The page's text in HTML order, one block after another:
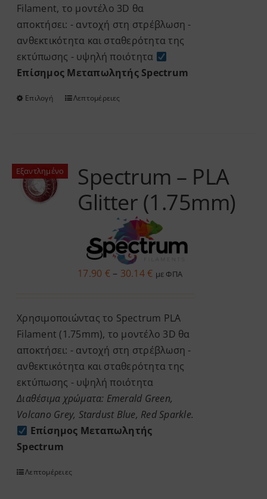
Επικοινωνία
Filament, το μοντέλο 3D θα
αποκτήσει: - αντοχή στη στρέβλωση -
ανθεκτικότητα και σταθερότητα της
εκτύπωσης - υψηλή ποιότητα
Επίσημος Μεταπωλητής Spectrum
Επιλογή
Αυτό
πολλαπλές
παραλλαγές.
επιλογές
επιλεγούν
στη
προϊόντος
Λεπτομέρειες
Εξαντλημένο
Spectrum – PLA
Glitter (1.75mm)
17.90 € – 30.14€Price
through
30.14 €
με ΦΠΑ
Χρησιμοποιώντας το Spectrum PLA
Filament (1.75mm), το μοντέλο 3D θα
αποκτήσει: - αντοχή στη στρέβλωση -
ανθεκτικότητα και σταθερότητα της
εκτύπωσης - υψηλή ποιότητα
Διαθέσιμα χρώματα: Emerald Green,
Volcano Grey, Stardust Blue, Red Sparkle.
Επίσημος Μεταπωλητής
Spectrum
Λεπτομέρειες